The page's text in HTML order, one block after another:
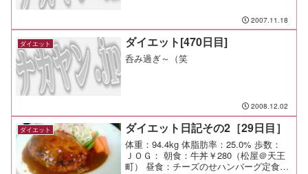
2007.11.18
ダイエット ダイエット[470日目]
呑み過ぎ～（笑
2008.12.02
ダイエット ダイエット日記その2［29日目］
体重：94.4kg 体脂肪率：25.0% 歩数：
ＪＯＧ： 朝食：牛丼￥280（松屋＠天王
町） 昼食：チーズのせハンバーグ定食